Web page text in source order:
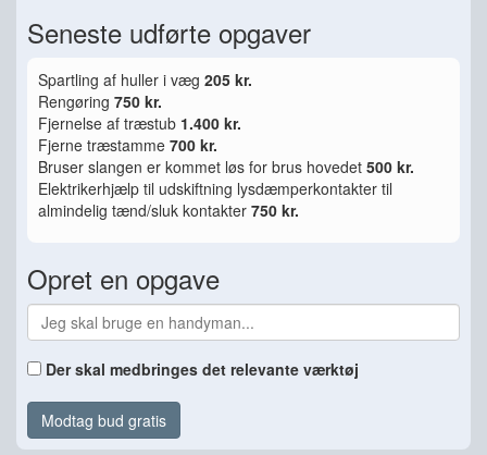
Seneste udførte opgaver
Spartling af huller i væg 205 kr.
Rengøring 750 kr.
Fjernelse af træstub 1.400 kr.
Fjerne træstamme 700 kr.
Bruser slangen er kommet løs for brus hovedet 500 kr.
Elektrikerhjælp til udskiftning lysdæmperkontakter til
almindelig tænd/sluk kontakter 750 kr.
Opret en opgave
Der skal medbringes det relevante værktøj
Modtag bud gratis